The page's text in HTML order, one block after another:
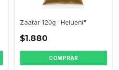
Zaatar 120g "Helueni"
$1.880